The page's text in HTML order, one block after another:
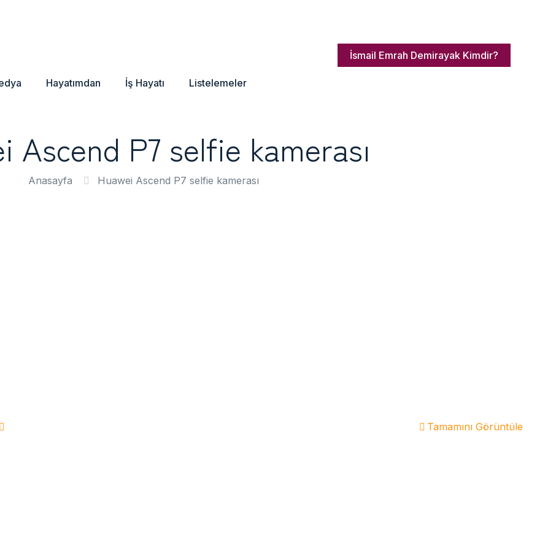
Hayatımdan İş Hayatı Listelemeler
İsmail Emrah Demirayak Kimdir?
Ascend P7 selfie kamerası
Anasayfa Huawei Ascend P7 selfie kamerası
Tamamını Görüntüle